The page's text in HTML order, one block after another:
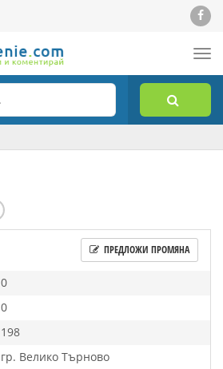
ПРЕДЛОЖИ ПРОМЯНА
0
0
198
гр. Велико Търново